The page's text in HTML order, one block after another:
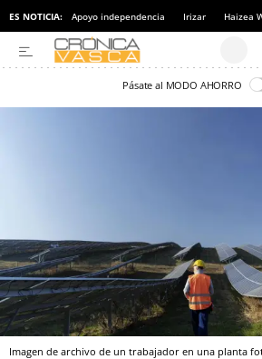
ES NOTICIA: Apoyo independencia Irizar Haizea
Pásate al MODO AHORRO
Imagen de archivo de un trabajador en una planta